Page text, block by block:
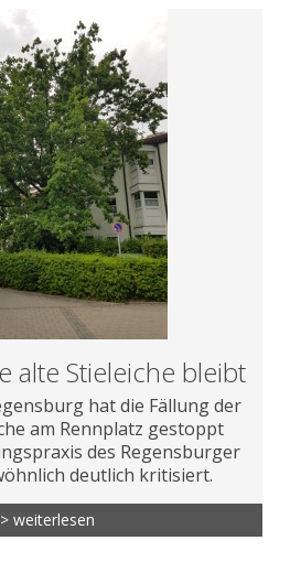
alte Stieleiche bleibt
hat die Fällung der
am Rennplatz gestoppt
des Regensburger
deutlich kritisiert.
weiterlesen